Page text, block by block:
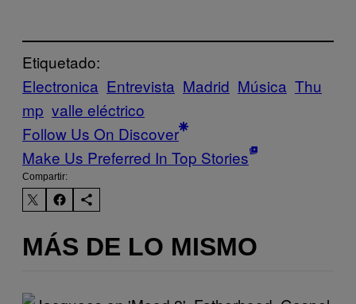
Etiquetado:
Electronica Entrevista Madrid Música Thu
mp valle eléctrico
Follow Us On Discover
Make Us Preferred In Top Stories
Compartir:
MÁS DE LO MISMO